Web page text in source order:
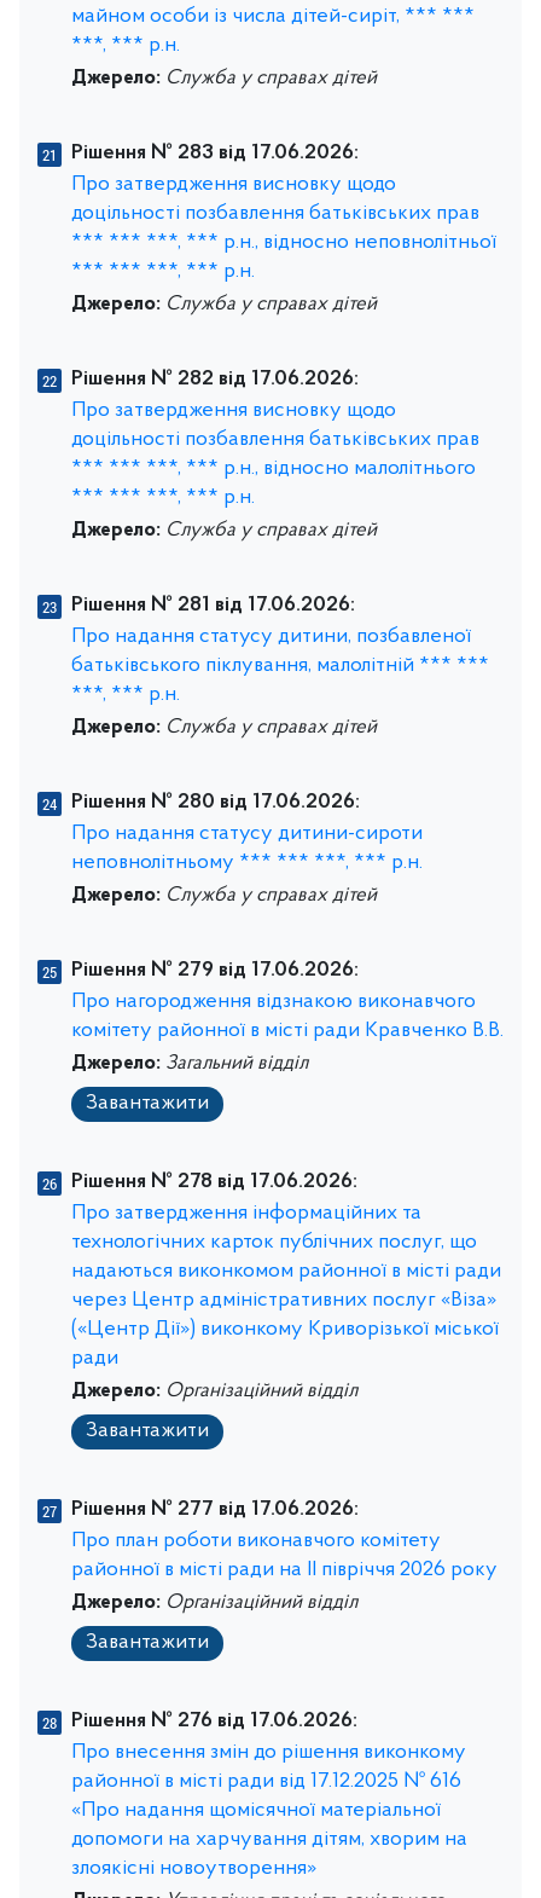
майном особи із числа дітей-сиріт, *** ***
***, *** р.н.
Джерело: Служба у справах дітей
Рішення № 283 від 17.06.2026:
Про затвердження висновку щодо
доцільності позбавлення батьківських прав
*** *** ***, *** р.н., відносно неповнолітньої
*** *** ***, *** р.н.
Джерело: Служба у справах дітей
Рішення № 282 від 17.06.2026:
Про затвердження висновку щодо
доцільності позбавлення батьківських прав
*** *** ***, *** р.н., відносно малолітнього
*** *** ***, *** р.н.
Джерело: Служба у справах дітей
Рішення № 281 від 17.06.2026:
Про надання статусу дитини, позбавленої
батьківського піклування, малолітній *** ***
***, *** р.н.
Джерело: Служба у справах дітей
Рішення № 280 від 17.06.2026:
Про надання статусу дитини-сироти
неповнолітньому *** *** ***, *** р.н.
Джерело: Служба у справах дітей
Рішення № 279 від 17.06.2026:
Про нагородження відзнакою виконавчого
комітету районної в місті ради Кравченко В.В.
Джерело: Загальний відділ
Завантажити
Рішення № 278 від 17.06.2026:
Про затвердження інформаційних та
технологічних карток публічних послуг, що
надаються виконкомом районної в місті ради
через Центр адміністративних послуг «Віза»
(«Центр Дії») виконкому Криворізької міської
ради
Джерело: Організаційний відділ
Завантажити
Рішення № 277 від 17.06.2026:
Про план роботи виконавчого комітету
районної в місті ради на IІ півріччя 2026 року
Джерело: Організаційний відділ
Завантажити
Рішення № 276 від 17.06.2026:
Про внесення змін до рішення виконкому
районної в місті ради від 17.12.2025 № 616
«Про надання щомісячної матеріальної
допомоги на харчування дітям, хворим на
злоякісні новоутворення»